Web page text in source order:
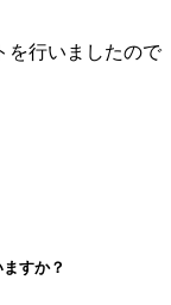
を行いましたので
すか？